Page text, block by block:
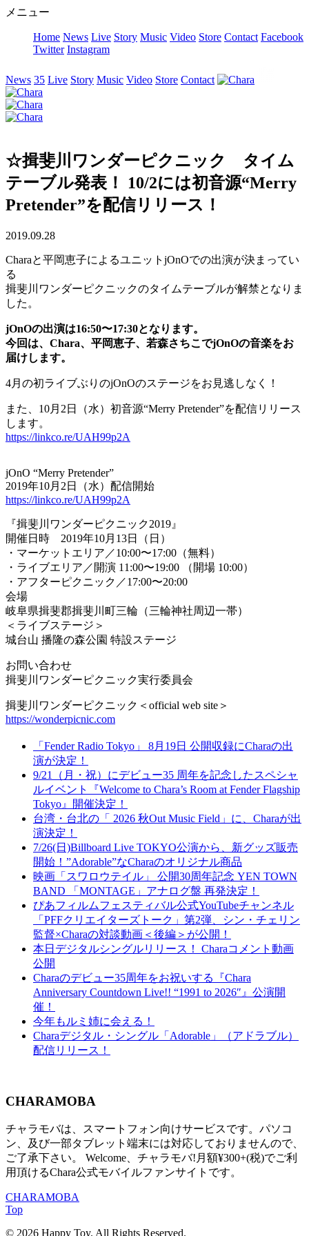
メニュー
Home News Live Story Music Video Store Contact Facebook
Twitter Instagram
News 35 Live Story Music Video Store Contact
☆揖斐川ワンダーピクニック タイム
テーブル発表！ 10/2には初音源“Merry
Pretender”を配信リリース！
2019.09.28
Charaと平岡恵子によるユニットjOnOでの出演が決まってい
る
揖斐川ワンダーピクニックのタイムテーブルが解禁となりま
した。
jOnOの出演は16:50〜17:30となります。
今回は、Chara、平岡恵子、若森さちこでjOnOの音楽をお
届けします。
4月の初ライブぶりのjOnOのステージをお見逃しなく！
また、10月2日（水）初音源“Merry Pretender”を配信リリース
します。
https://linkco.re/UAH99p2A
jOnO “Merry Pretender”
2019年10月2日（水）配信開始
https://linkco.re/UAH99p2A
『揖斐川ワンダーピクニック2019』
開催日時 2019年10月13日（日）
・マーケットエリア／10:00〜17:00（無料）
・ライブエリア／開演 11:00〜19:00 （開場 10:00）
・アフターピクニック／17:00〜20:00
会場
岐阜県揖斐郡揖斐川町三輪（三輪神社周辺一帯）
＜ライブステージ＞
城台山 播隆の森公園 特設ステージ
お問い合わせ
揖斐川ワンダーピクニック実行委員会
揖斐川ワンダーピクニック＜official web site＞
https://wonderpicnic.com
「Fender Radio Tokyo」 8月19日 公開収録にCharaの出
演が決定！
9/21（月・祝）にデビュー35 周年を記念したスペシャ
ルイベント『Welcome to Chara’s Room at Fender Flagship
Tokyo』開催決定！
台湾・台北の「 2026 秋Out Music Field」に、Charaが出
演決定！
7/26(日)Billboard Live TOKYO公演から、新グッズ販売
開始！”Adorable”なCharaのオリジナル商品
映画「スワロウテイル」 公開30周年記念 YEN TOWN
BAND 「MONTAGE」アナログ盤 再発決定！
ぴあフィルムフェスティバル公式YouTubeチャンネル
「PFFクリエイターズトーク」第2弾、シン・チェリン
監督×Charaの対談動画＜後編＞が公開！
本日デジタルシングルリリース！ Charaコメント動画
公開
Charaのデビュー35周年をお祝いする『Chara
Anniversary Countdown Live!! “1991 to 2026″』公演開
催！
今年もルミ姉に会える！
Charaデジタル・シングル「Adorable」（アドラブル）
配信リリース！
CHARAMOBA
チャラモバは、スマートフォン向けサービスです。パソコ
ン、及び一部タブレット端末には対応しておりませんので、
ご了承下さい。 Welcome、チャラモバ!月額¥300+(税)でご利
用頂けるChara公式モバイルファンサイトです。
CHARAMOBA
Top
© 2026 Happy Toy. All Rights Reserved.